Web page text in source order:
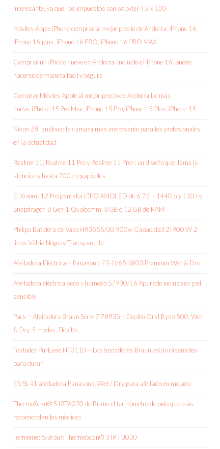
interesante, ya que, los impuestos son solo del 4,5 x 100
Móviles Apple iPhone comprar al mejor precio de Andorra, iPhone 16,
iPhone 16 plus, iPhone 16 PRO, iPhone 16 PRO MAX.
Comprar un iPhone nuevo en Andorra, incluido el iPhone 16, puede
hacerse de manera fácil y segura
Comprar Móviles Apple al mejor precio de Andorra Lo más
nuevo, iPhone 15 Pro Max, iPhone 15 Pro, iPhone 15 Plus, iPhone 15
Nikon Z8, análisis: la cámara más interesante para los profesionales
en la actualidad
Realme 11, Realme 11 Pro y Realme 11 Pro+: un diseño que llama la
atención y hasta 200 megapíxeles
El Xiaomi 12 Pro pantalla LTPO AMOLED de 6.73 – 1440 p y 120 Hz
Snapdragon 8 Gen 1 Qualcomm, 8 GB o 12 GB de RAM
Philips Batidora de Vaso HR3555/00 900w Capacidad 2l 900 W 2
litros Vidrio Negro y Transparente
Afeitadora Eléctrica – Panasonic ES-LV65-S803 Premium Wet & Dry
Afeitadora eléctrica seco y húmedo S7930/16 Apurado incluso en piel
sensible
Pack – Afeitadora Braun Serie 7 7893S + Cepillo Oral B pro 500, Wet
& Dry, 5 modos, Flexible,
Tostador PurEase HT3110 – Los tostadores Braun están diseñados
para durar
ES-SL41 afeitadora Panasonic Wet / Dry para afeitado en mojado
ThermoScan® 5 IRT6020 de Braun el termómetro de oído que más
recomiendan los médicos
Termómetro Braun ThermoScan® 3 IRT 3030